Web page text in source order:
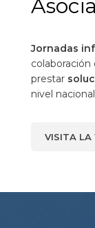
Jornadas
prestar
nivel
VISITA LA